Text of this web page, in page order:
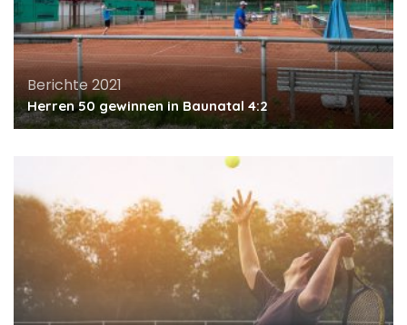
Berichte 2021
Herren 50 gewinnen in Baunatal 4:2